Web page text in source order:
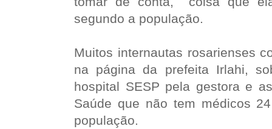
segundo a população.
Muitos internautas rosarienses
na página da prefeita Irlahi,
hospital SESP pela gestorae as
Saúde que não tem médicos
população.